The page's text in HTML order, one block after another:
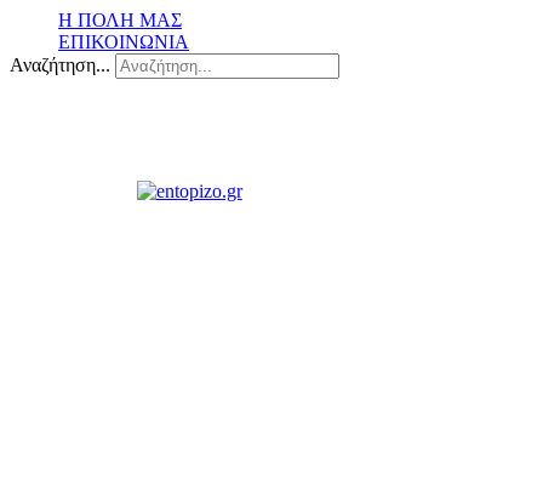
Η ΠΟΛΗ ΜΑΣ
ΕΠΙΚΟΙΝΩΝΙΑ
Αναζήτηση...